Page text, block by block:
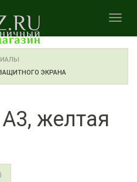
ЭКРАНА
желтая